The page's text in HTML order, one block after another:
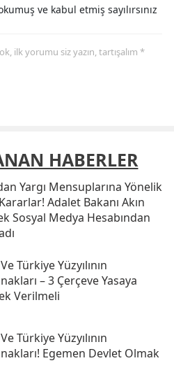
ve kabul etmiş sayılırsınız
ilk yorumu siz yazın, tartışalım *
HABERLER
Yargı Mensuplarına Yönelik
Adalet Bakanı Akın
Sosyal Medya Hesabından
Türkiye Yüzyılının
– 3 Çerçeve Yasaya
Verilmeli
Türkiye Yüzyılının
Egemen Devlet Olmak